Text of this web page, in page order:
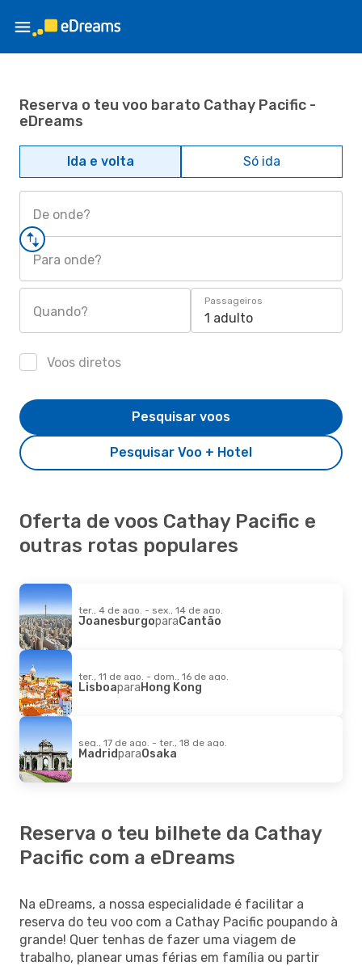
Reserva o teu voo barato Cathay Pacific -
eDreams
Ida e volta Só ida
De onde?
Para onde?
Quando?
Passageiros
1 adulto
Voos diretos
Pesquisar Voo + Hotel
Pesquisar voos
Oferta de voos Cathay Pacific e
outras rotas populares
ter., 4 de ago. - sex., 14 de ago.
JoanesburgoparaCantão
ter., 11 de ago. - dom., 16 de ago.
LisboaparaHong Kong
seg., 17 de ago. - ter., 18 de ago.
MadridparaOsaka
Reserva o teu bilhete da Cathay
Pacific com a eDreams
Na eDreams, a nossa especialidade é facilitar a
reserva do teu voo com a Cathay Pacific poupando à
grande! Quer tenhas de fazer uma viagem de
trabalho, planear umas férias em família ou partir